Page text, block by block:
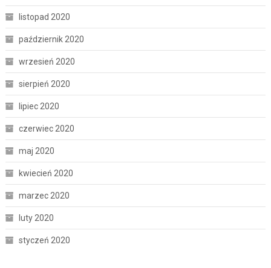
listopad 2020
październik 2020
wrzesień 2020
sierpień 2020
lipiec 2020
czerwiec 2020
maj 2020
kwiecień 2020
marzec 2020
luty 2020
styczeń 2020